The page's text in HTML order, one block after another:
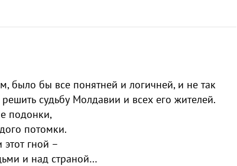
было бы все понятней и логичней, и не так
судьбу Молдавии и всех его жителей.
подонки,
потомки.
гной –
и над страной…